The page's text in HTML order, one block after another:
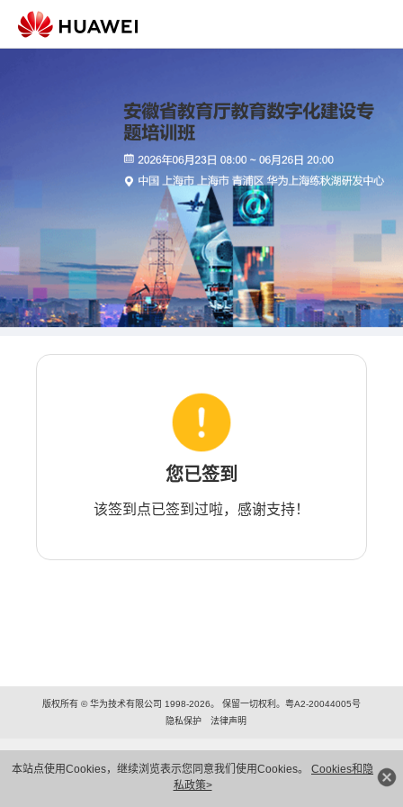
本站点使用Cookies，继续浏览表示您同意我们使用Cookies。 Cookies和隐
私政策>
您已签到
该签到点已签到过啦，感谢支持！
版权所有 © 华为技术有限公司 1998-2026。 保留一切权利。粤A2-20044005号
隐私保护
法律声明